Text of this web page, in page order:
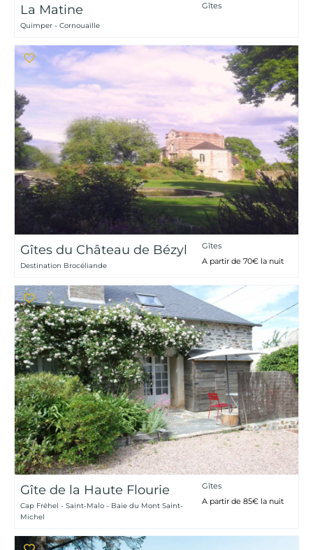
La Matine
Quimper - Cornouaille
Gîtes
Gîtes du Château de Bézyl
Destination Brocéliande
Gîtes
A partir de 70€ la nuit
Gîte de la Haute Flourie
Cap Fréhel - Saint-Malo - Baie du Mont Saint-
Michel
Gîtes
A partir de 85€ la nuit